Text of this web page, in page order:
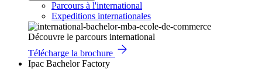
Parcours à l'international
Expeditions internationales
Découvre le parcours international
Télécharge la brochure
Ipac Bachelor Factory